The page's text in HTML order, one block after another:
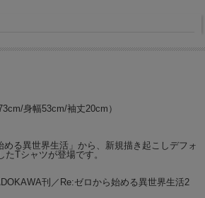
身幅53cm/袖丈20cm）
る異世界生活」から、新規描き起こしデフォ
Tシャツが登場です。
刊／Re:ゼロから始める異世界生活2